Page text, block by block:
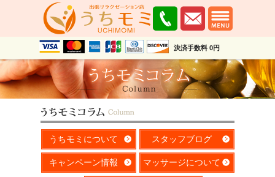
決済手数料 0円
うちモミについて スタッフブログ
キャンペーン情報 マッサージについて